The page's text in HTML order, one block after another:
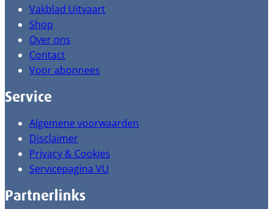
Vakblad Uitvaart
Shop
Over ons
Contact
Voor abonnees
Service
Algemene voorwaarden
Disclaimer
Privacy & Cookies
Servicepagina VU
Partnerlinks